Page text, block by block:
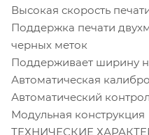
Высокая скорость
Поддержка печати
черных меток
Поддерживает ширину
Автоматическая
Автоматический
Модульная конструкция
ТЕХНИЧЕСКИЕ